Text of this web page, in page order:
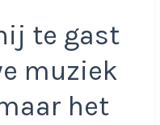
te gast
muziek
het